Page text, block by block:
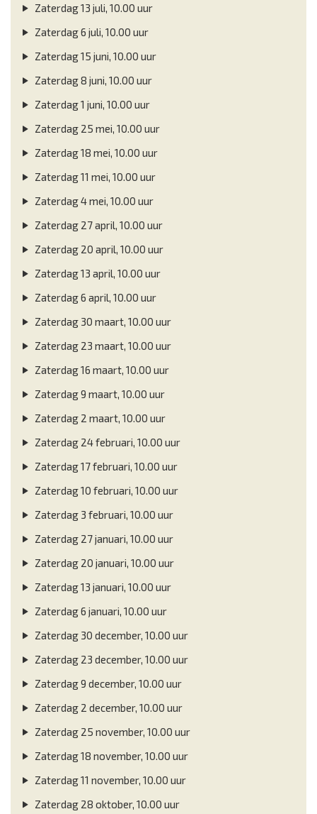
Zaterdag 13 juli, 10.00 uur
Zaterdag 6 juli, 10.00 uur
Zaterdag 15 juni, 10.00 uur
Zaterdag 8 juni, 10.00 uur
Zaterdag 1 juni, 10.00 uur
Zaterdag 25 mei, 10.00 uur
Zaterdag 18 mei, 10.00 uur
Zaterdag 11 mei, 10.00 uur
Zaterdag 4 mei, 10.00 uur
Zaterdag 27 april, 10.00 uur
Zaterdag 20 april, 10.00 uur
Zaterdag 13 april, 10.00 uur
Zaterdag 6 april, 10.00 uur
Zaterdag 30 maart, 10.00 uur
Zaterdag 23 maart, 10.00 uur
Zaterdag 16 maart, 10.00 uur
Zaterdag 9 maart, 10.00 uur
Zaterdag 2 maart, 10.00 uur
Zaterdag 24 februari, 10.00 uur
Zaterdag 17 februari, 10.00 uur
Zaterdag 10 februari, 10.00 uur
Zaterdag 3 februari, 10.00 uur
Zaterdag 27 januari, 10.00 uur
Zaterdag 20 januari, 10.00 uur
Zaterdag 13 januari, 10.00 uur
Zaterdag 6 januari, 10.00 uur
Zaterdag 30 december, 10.00 uur
Zaterdag 23 december, 10.00 uur
Zaterdag 9 december, 10.00 uur
Zaterdag 2 december, 10.00 uur
Zaterdag 25 november, 10.00 uur
Zaterdag 18 november, 10.00 uur
Zaterdag 11 november, 10.00 uur
Zaterdag 28 oktober, 10.00 uur